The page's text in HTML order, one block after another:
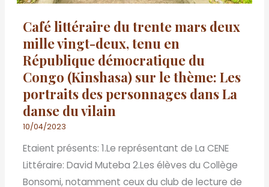
Café littéraire du trente mars deux
mille vingt-deux, tenu en
République démocratique du
Congo (Kinshasa) sur le thème: Les
portraits des personnages dans La
danse du vilain
10/04/2023
Etaient présents: 1.Le représentant de La CENE
Littéraire: David Muteba 2.Les élèves du Collège
Bonsomi, notamment ceux du club de lecture de
République
démocratique
du
Congo
(Kinshasa)
sur
le
thème:
Les
portraits